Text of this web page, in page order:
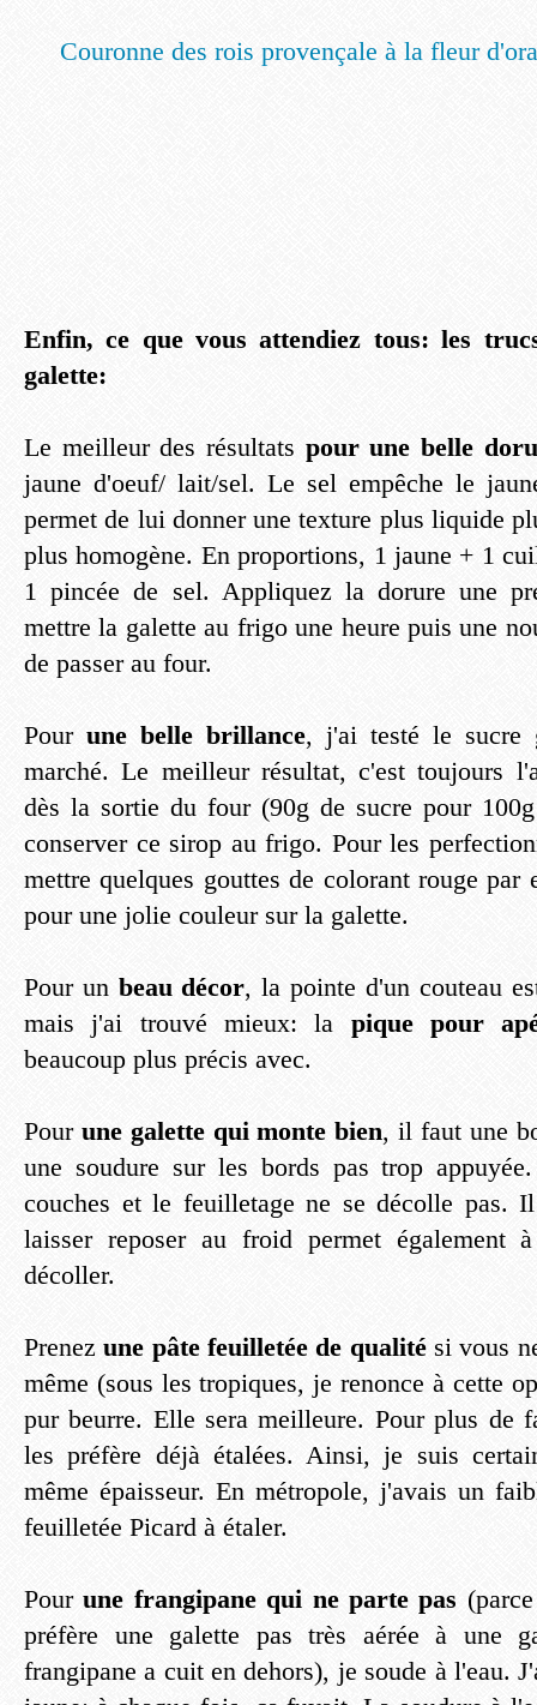
Couronne des rois provençale à la fleur
Enfin, ce que vous attendiez tous: les
galette:
Le meilleur des résultats pour une belle
jaune d'oeuf/ lait/sel. Le sel empêche le
permet de lui donner une texture plus liquide
plus homogène. En proportions, 1 jaune + 1
1 pincée de sel. Appliquez la dorure une
mettre la galette au frigo une heure puis une
de passer au four.
Pour une belle brillance, j'ai testé le sucre
marché. Le meilleur résultat, c'est toujours
dès la sortie du four (90g de sucre pour
conserver ce sirop au frigo. Pour les
mettre quelques gouttes de colorant rouge par
pour une jolie couleur sur la galette.
Pour unbeau décor, la pointe d'un couteau
mais j'ai trouvé mieux: la pique pour
beaucoup plus précis avec.
Pour une galette qui monte bien, il faut une
une soudure sur les bords pas trop
couches et le feuilletage ne se décolle pas.
laisser reposer au froid permet également
décoller.
Prenezune pâte feuilletée de qualitési vous
même (sous les tropiques, je renonce à cette
pur beurre. Elle sera meilleure. Pour plus de
les préfère déjà étalées. Ainsi, je suis
même épaisseur. En métropole, j'avais un
feuilletée Picard à étaler.
Pourune frangipane qui ne parte pas
préfère une galette pas très aérée à une
frangipane a cuit en dehors), je soude à l'eau.